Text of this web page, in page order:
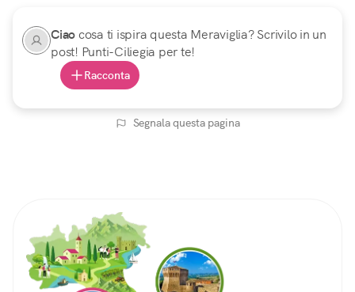
Ciaocosa ti ispira questa Meraviglia? Scrivilo in un
post! Punti-Ciliegia per te!
Racconta
Segnala questa pagina